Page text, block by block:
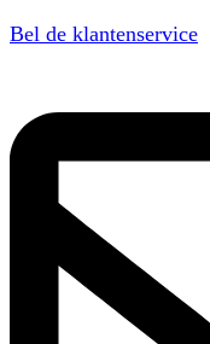
Bel de klantenservice